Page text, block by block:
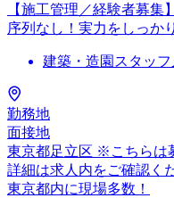
【施工管理／経験者募集
序列なし！実力をしっか
建築・造園スタッフ
勤務地
面接地
東京都足立区 ※こちらは
詳細は求人内をご確認く
東京都内に現場多数！